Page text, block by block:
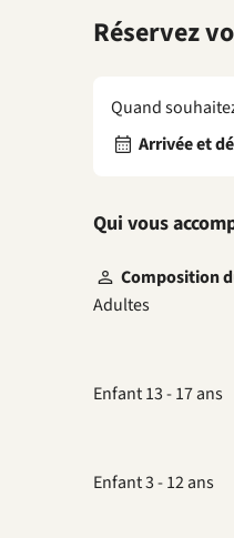
Réservez
Quand
Arrivée et
Qui vous
Composition
Adultes
Enfant 13 - 17 ans
Enfant 3 - 12 ans